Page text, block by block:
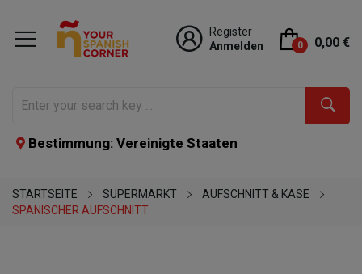
Register
Anmelden
0 0,00 €
Bestimmung: Vereinigte Staaten
STARTSEITE SUPERMARKT
AUFSCHNITT & KÄSE
SPANISCHER AUFSCHNITT